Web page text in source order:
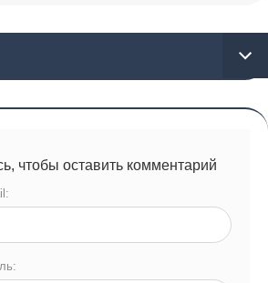
чтобы оставить комментарий